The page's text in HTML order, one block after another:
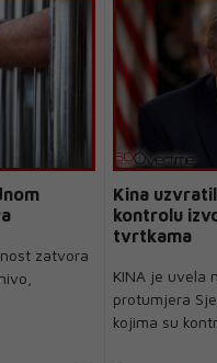
zatvora
Kina
kontrolu
tvrtkama
KINA je uvela
protumjera
kojima su